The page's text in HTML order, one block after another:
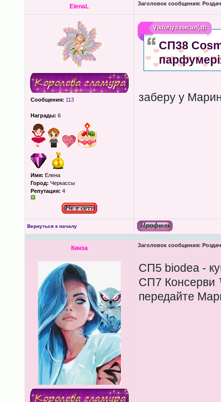
ElenaL Заголовок сообщения:
Сообщения: 113
Награды: 6
Имя: Елена
Город: Черкассы
Репутация: 4
Viktoriyaписал(а):
СП38
заберу у
Вернуться к началу
Кинза Заголовок сообщения:
СП5 biodea -
СП7 Консерви
передайте